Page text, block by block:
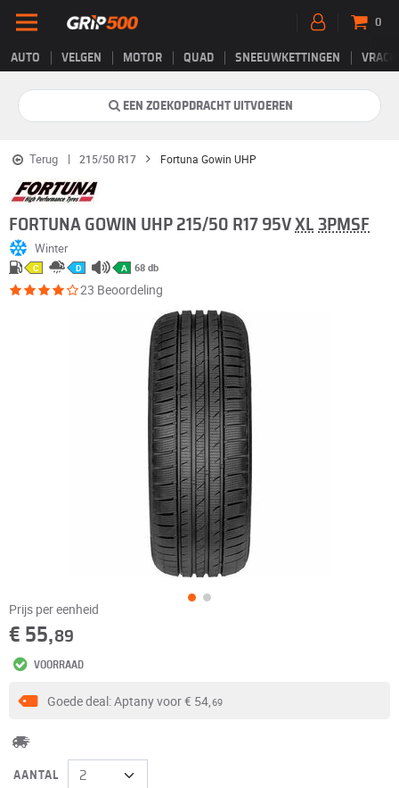
AUTO VELGEN MOTOR QUAD SNEEUWKETTINGEN
0
EEN ZOEKOPDRACHT UITVOEREN
Terug 215/50 R17 Fortuna Gowin UHP
FORTUNA GOWIN UHP 215/50 R17 95V XL 3PMSF
Winter
C D A 68 db
23 Beoordeling
Prijs per eenheid
€ 55,89
VOORRAAD
Goede deal: Aptany voor€ 54,69
AANTAL